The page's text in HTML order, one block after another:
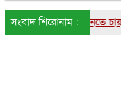
সংবাদ শিরোনাম :আনতে চায় সরকার